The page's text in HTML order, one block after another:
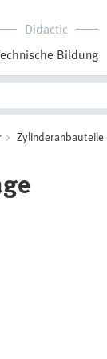
Didactic
Bildung